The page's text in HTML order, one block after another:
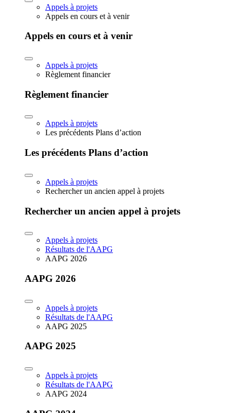
Appels à projets
Appels en cours et à venir
Appels en cours et à venir
Appels à projets
Règlement financier
Règlement financier
Appels à projets
Les précédents Plans d’action
Les précédents Plans d’action
Appels à projets
Rechercher un ancien appel à projets
Rechercher un ancien appel à projets
Appels à projets
Résultats de l'AAPG
AAPG 2026
AAPG 2026
Appels à projets
Résultats de l'AAPG
AAPG 2025
AAPG 2025
Appels à projets
Résultats de l'AAPG
AAPG 2024